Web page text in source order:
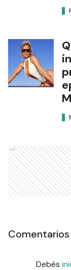
Ads
Comentarios
Debés